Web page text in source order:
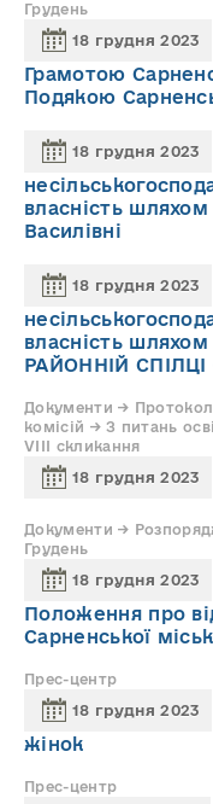
Грудень
18 грудня 2023
Грамотою
Подякою
18 грудня 2023
власність
Василівні
18 грудня 2023
власність
РАЙОННІЙ
Документи →
комісій → З питань
VIII скликання
18 грудня 2023
Документи →
Грудень
18 грудня 2023
Положення про
Сарненської
Прес-центр
18 грудня 2023
жінок
Прес-центр